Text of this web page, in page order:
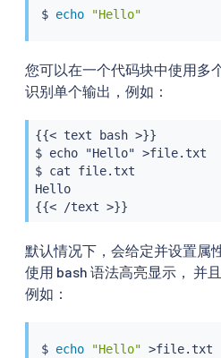
$ echo "Hello"
您可以在一个代码块中使用多
识别单个输出，例如：
{{< text bash >}}
$ echo "Hello" >file.txt
$ cat file.txt
Hello
{{< /text >}}
默认情况下，会给定并设置属
使用 bash 语法高亮显示， 并
例如：
$ echo "Hello" >file.txt